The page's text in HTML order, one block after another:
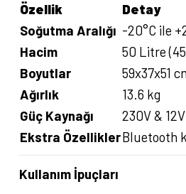
Özellik
Detay
Soğutma Aralığı -20°C ile
Hacim
50 Litre
Boyutlar
59x37x51
Ağırlık
13.6 kg
Güç Kaynağı
230V & 12V
Ekstra ÖzelliklerBluetooth
Kullanım İpuçları